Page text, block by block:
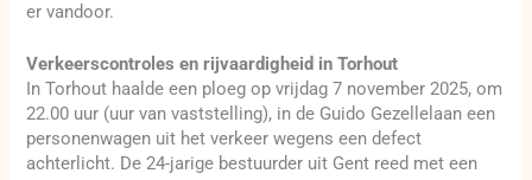
er vandoor.
Verkeerscontroles en rijvaardigheid in Torhout
In Torhout haalde een ploeg op vrijdag 7 november 2025, om
22.00 uur (uur van vaststelling), in de Guido Gezellelaan een
personenwagen uit het verkeer wegens een defect
achterlicht. De 24-jarige bestuurder uit Gent reed met een